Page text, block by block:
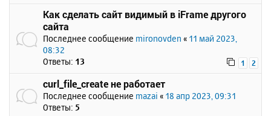
Как сделать сайт видимый в iFrame другого
сайта
Последнее сообщение mironovden « 11 май 2023,
08:32
Ответы: 13 1 2
curl_file_create не работает
Последнее сообщение mazai « 18 апр 2023, 09:31
Ответы: 5